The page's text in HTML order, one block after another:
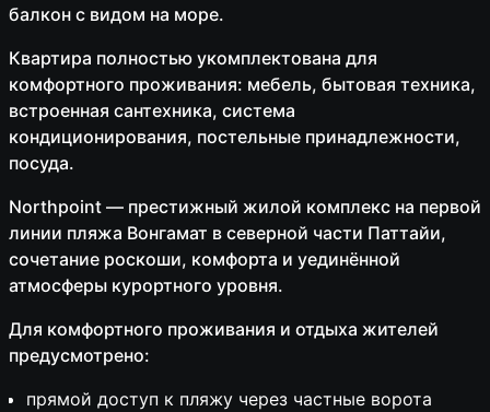
балкон с видом на море.
Квартира полностью укомплектована для
комфортного проживания: мебель, бытовая техника,
встроенная сантехника, система
кондиционирования, постельные принадлежности,
посуда.
Northpoint — престижный жилой комплекс на первой
линии пляжа Вонгамат в северной части Паттайи,
сочетание роскоши, комфорта и уединённой
атмосферы курортного уровня.
Для комфортного проживания и отдыха жителей
предусмотрено:
прямой доступ к пляжу через частные ворота